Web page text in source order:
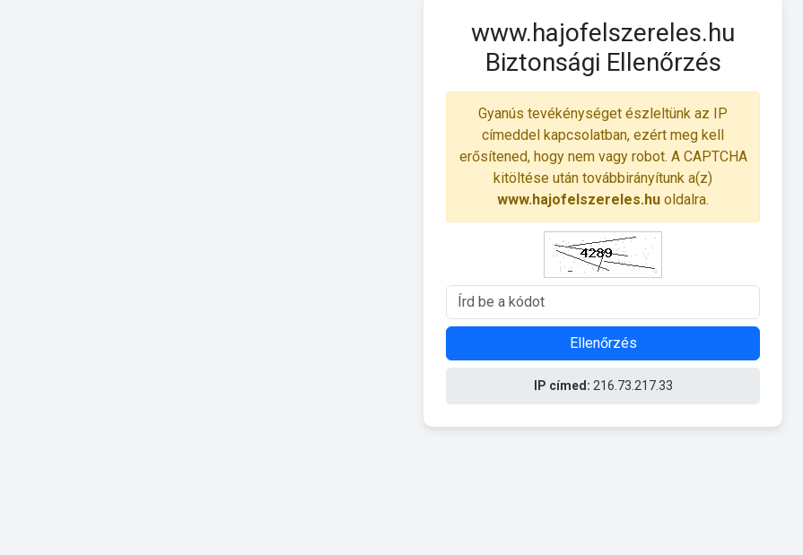
www.hajofelszereles.hu
Biztonsági Ellenőrzés
Gyanús tevékénységet észleltünk az IP
címeddel kapcsolatban, ezért meg kell
erősítened, hogy nem vagy robot. A CAPTCHA
kitöltése után továbbirányítunk a(z)
www.hajofelszereles.hu oldalra.
Ellenőrzés
IP címed: 216.73.217.33